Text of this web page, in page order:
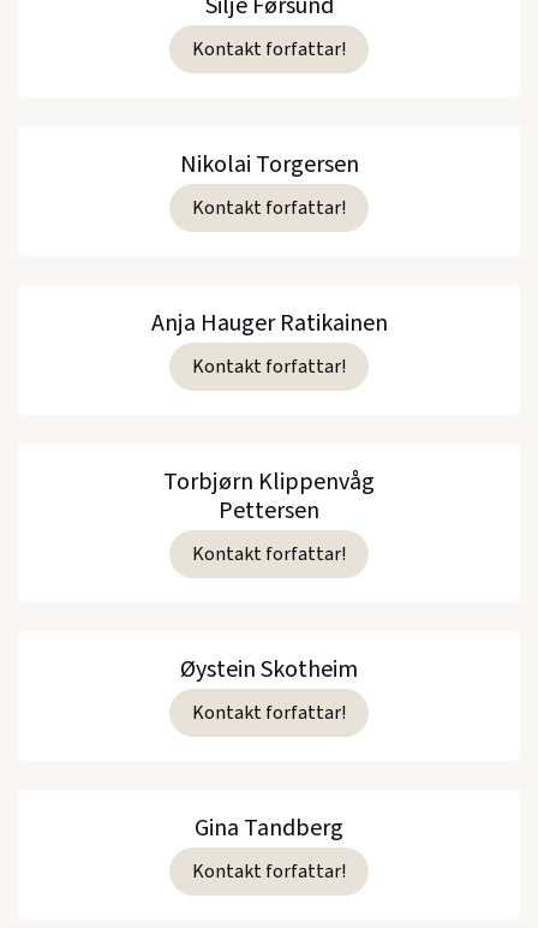
Kontakt forfattar!
Nikolai Torgersen
Kontakt forfattar!
Anja Hauger Ratikainen
Kontakt forfattar!
Torbjørn Klippenvåg
Pettersen
Kontakt forfattar!
Øystein Skotheim
Kontakt forfattar!
Gina Tandberg
Kontakt forfattar!